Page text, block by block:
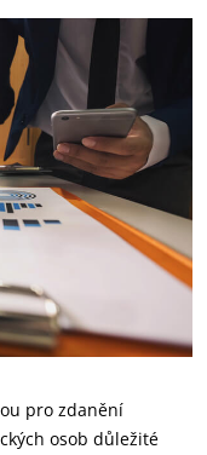
pro zdanění
osob důležité